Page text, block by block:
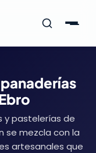
y pastelerías de
se mezcla con la
artesanales que